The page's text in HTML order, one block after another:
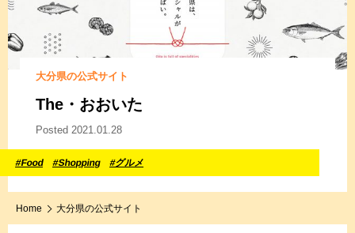
大分県の公式サイト
The・おおいた
Posted 2021.01.28
#Food #Shopping #グルメ
Home 大分県の公式サイト